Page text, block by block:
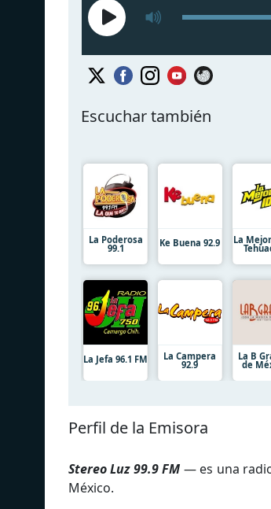
Escuchar también
La Poderosa
99.1 Ke Buena 92.9 La
La Jefa 96.1 FM La Campera
92.9
La B
de
Perfil de la Emisora
Stereo Luz 99.9 FM — es una
México.